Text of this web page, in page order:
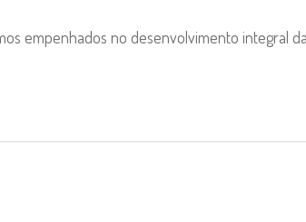
empenhados no desenvolvimento integral